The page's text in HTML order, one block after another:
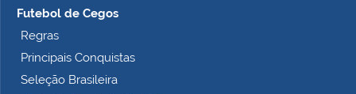
Futebol de Cegos
Regras
Principais Conquistas
Seleção Brasileira